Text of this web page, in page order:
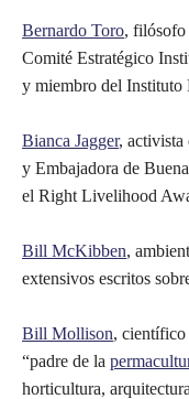
Bernardo Toro, filósofo
Comité Estratégico
y miembro del Instituto
Bianca Jagger, activista
y Embajadora de
el Right Livelihood
Bill McKibben,
extensivos escritos
Bill Mollison, científico
“padre de la
horticultura,